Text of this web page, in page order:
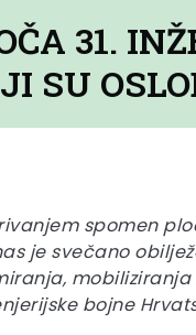
31.
SU
spomen
je svečano
bojne